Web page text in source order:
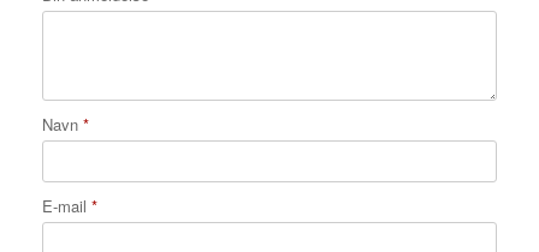
Navn *
E-mail *